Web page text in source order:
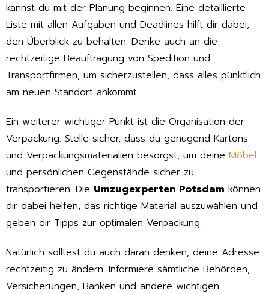
kannst du mit der Planung beginnen. Eine detaillierte
Liste mit allen Aufgaben und Deadlines hilft dir dabei,
den Überblick zu behalten. Denke auch an die
rechtzeitige Beauftragung von Spedition und
Transportfirmen, um sicherzustellen, dass alles pünktlich
am neuen Standort ankommt.
Ein weiterer wichtiger Punkt ist die Organisation der
Verpackung. Stelle sicher, dass du genügend Kartons
und Verpackungsmaterialien besorgst, um deine Möbel
und persönlichen Gegenstände sicher zu
transportieren. Die Umzugexperten Potsdam können
dir dabei helfen, das richtige Material auszuwählen und
geben dir Tipps zur optimalen Verpackung.
Natürlich solltest du auch daran denken, deine Adresse
rechtzeitig zu ändern. Informiere sämtliche Behörden,
Versicherungen, Banken und andere wichtigen